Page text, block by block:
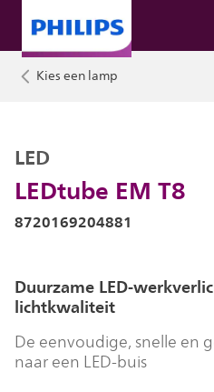
Kies een lamp
LEDtube EM T8
LED
8720169204881
Duurzame LED-
lichtkwaliteit
De eenvoudige, snelle en
naar een LED-buis